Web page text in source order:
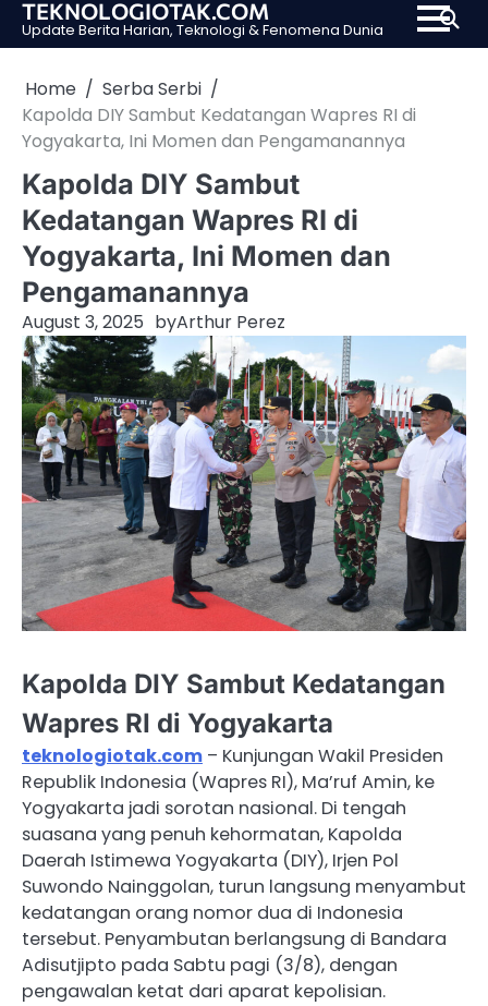
SkipTEKNOLOGIOTAK.COM
Update Berita Harian, Teknologi & Fenomena Dunia
Home
Serba Serbi
Kapolda DIY Sambut Kedatangan Wapres RI di
Yogyakarta, Ini Momen dan Pengamanannya
Kapolda DIY Sambut
Kedatangan Wapres RI di
Yogyakarta, Ini Momen dan
Pengamanannya
August 3, 2025 byArthur Perez
Kapolda DIY Sambut Kedatangan
Wapres RI di Yogyakarta
teknologiotak.com – Kunjungan Wakil Presiden
Republik Indonesia (Wapres RI), Ma’ruf Amin, ke
Yogyakarta jadi sorotan nasional. Di tengah
suasana yang penuh kehormatan, Kapolda
Daerah Istimewa Yogyakarta (DIY), Irjen Pol
Suwondo Nainggolan, turun langsung menyambut
kedatangan orang nomor dua di Indonesia
tersebut. Penyambutan berlangsung di Bandara
Adisutjipto pada Sabtu pagi (3/8), dengan
pengawalan ketat dari aparat kepolisian.